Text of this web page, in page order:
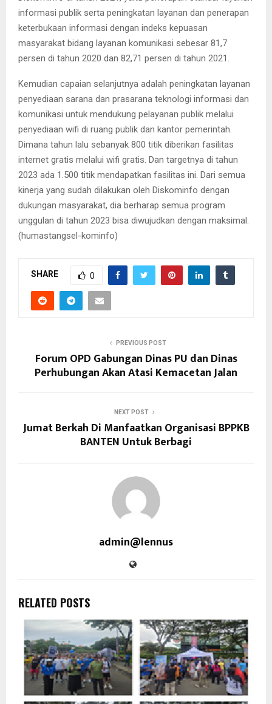
informasi publik serta peningkatan layanan dan penerapan
keterbukaan informasi dengan indeks kepuasan
masyarakat bidang layanan komunikasi sebesar 81,7
persen di tahun 2020 dan 82,71 persen di tahun 2021.
Kemudian capaian selanjutnya adalah peningkatan layanan
penyediaan sarana dan prasarana teknologi informasi dan
komunikasi untuk mendukung pelayanan publik melalui
penyediaan wifi di ruang publik dan kantor pemerintah.
Dimana tahun lalu sebanyak 800 titik diberikan fasilitas
internet gratis melalui wifi gratis. Dan targetnya di tahun
2023 ada 1.500 titik mendapatkan fasilitas ini. Dari semua
kinerja yang sudah dilakukan oleh Diskominfo dengan
dukungan masyarakat, dia berharap semua program
unggulan di tahun 2023 bisa diwujudkan dengan maksimal.
(humastangsel-kominfo)
SHARE 0
PREVIOUS POST
Forum OPD Gabungan Dinas PU dan Dinas
Perhubungan Akan Atasi Kemacetan Jalan
NEXT POST
Jumat Berkah Di Manfaatkan Organisasi BPPKB
BANTEN Untuk Berbagi
admin@lennus
RELATED POSTS